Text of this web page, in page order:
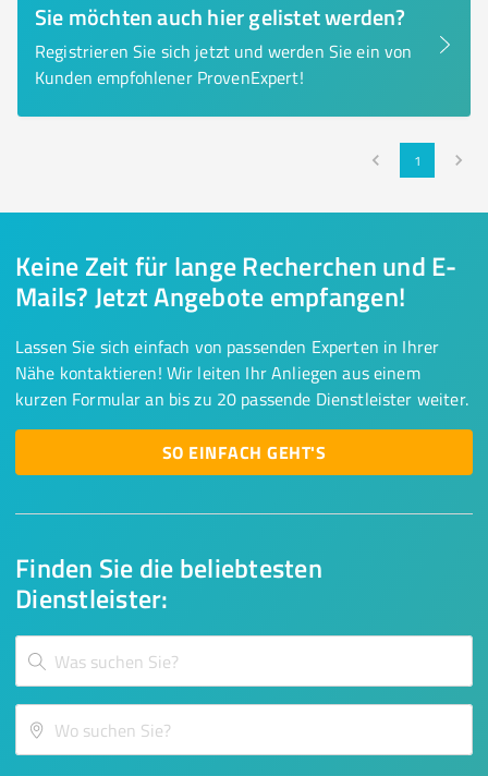
Sie möchten auch hier gelistet werden?
Registrieren Sie sich jetzt und werden Sie ein von
Kunden empfohlener ProvenExpert!
1
Finden Sie die beliebtesten
Dienstleister:
Keine Zeit für lange Recherchen und E-
Mails? Jetzt Angebote empfangen!
Lassen Sie sich einfach von passenden Experten in Ihrer
Nähe kontaktieren! Wir leiten Ihr Anliegen aus einem
kurzen Formular an bis zu 20 passende Dienstleister weiter.
SO EINFACH GEHT'S